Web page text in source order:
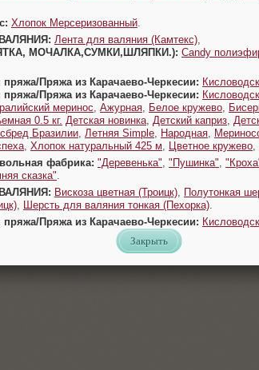
Хлопок Мерсеризованный
Лента для валяния (Камтекс)
МОЧАЛКА,СУМКИ,ШЛЯПКИ.): Candy
пряжа/Пряжа из Карачаево-Черкесии:
пряжа/Пряжа из Карачаево-Черкесии:
меринос Ажурная Белое кружево
0.5 кг. Детская новинка Детский каприз
Бразилии Летняя Simple Народная
Хлопок натуральный 425 м Цветное кружево
фабрика: "Деревенька" "Пушинка"
сказка"
Вискоза цветная (Троицк) Полутонкая
Шерсть для валяния тонкая (Пехорка)
пряжа/Пряжа из Карачаево-Черкесии:
Закрыть